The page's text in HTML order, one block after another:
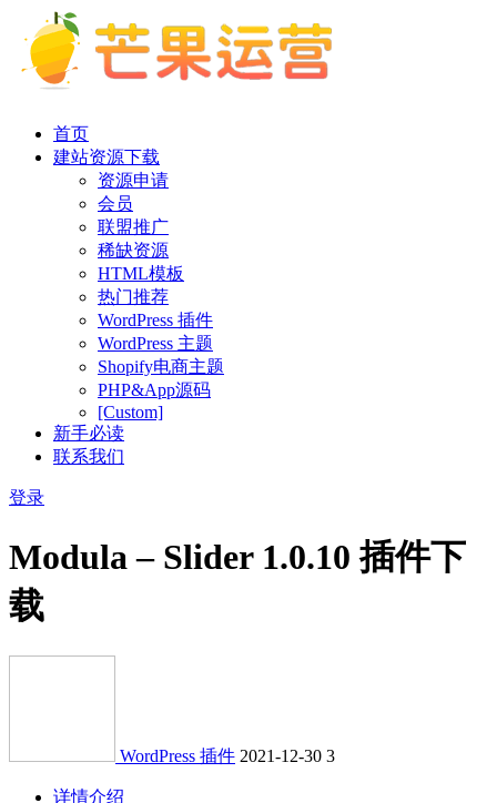
首页
建站资源下载
资源申请
会员
联盟推广
稀缺资源
HTML模板
热门推荐
WordPress 插件
WordPress 主题
Shopify电商主题
PHP&App源码
[Custom]
新手必读
联系我们
登录
Modula – Slider 1.0.10 插件下
载
WordPress 插件 2021-12-30 3
详情介绍